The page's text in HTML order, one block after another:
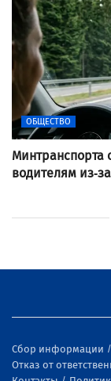
ОБЩЕСТВО
Минтранспорта
водителям из-
Сбор информации
Отказ от